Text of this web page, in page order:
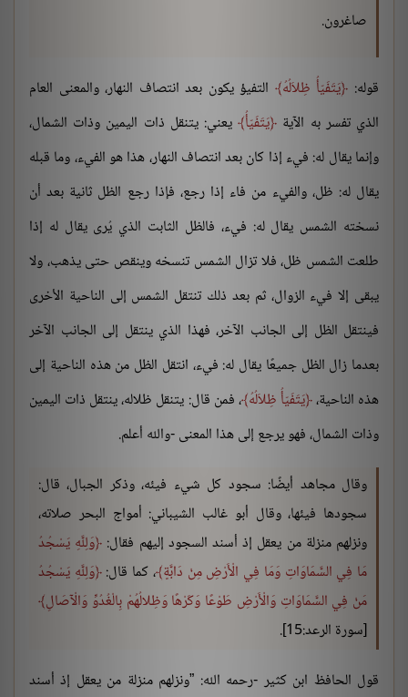
صاغرون.
قوله: يَتَفَيّأُ ظِلاَلُهُ
التفيؤ يكون بعد انتصاف النهار، والمعنى العام
الذي تفسر به الآية يَتَفَيّأُ يعني: يتنقل ذات اليمين وذات الشمال،
وإنما يقال له: فيء إذا كان بعد انتصاف النهار، هذا هو الفيء، وما قبله
يقال له: ظل، والفيء من فاء إذا رجع، فإذا رجع الظل ثانية بعد أن
نسخته الشمس يقال له: فيء، فالظل الثابت الذي يُرى يقال له إذا
طلعت الشمس ظل، فلا تزال الشمس تنسخه وينقص حتى يذهب، ولا
يبقى إلا فيء الزوال، ثم بعد ذلك تنتقل الشمس إلى الناحية الأخرى
فينتقل الظل إلى الجانب الآخر، فهذا الذي ينتقل إلى الجانب الآخر
بعدما زال الظل جميعًا يقال له: فيء، انتقل الظل من هذه الناحية إلى
هذه الناحية، يَتَفَيّأُ ظِلاَلُهُ ، فمن قال: يتنقل ظلاله، ينتقل ذات اليمين
وذات الشمال، فهو يرجع إلى هذا المعنى -والله أعلم.
وقال مجاهد أيضًا: سجود كل شيء فيئه، وذكر الجبال، قال:
سجودها فيئها، وقال أبو غالب الشيباني: أمواج البحر صلاته،
ونزلهم منزلة من يعقل إذ أسند السجود إليهم فقال: وَلِلَّهِ يَسْجُدُ
مَا فِي السَّمَاوَاتِ وَمَا فِي الْأَرْضِ مِنْ دَابَّةٍ ، كما قال: وَلِلَّهِ يَسْجُدُ
مَنْ فِي السَّمَاوَاتِ وَالْأَرْضِ طَوْعًا وَكَرْهًا وَظِلالُهُمْ بِالْغُدُوِّ وَالْآصَالِ
[سورة الرعد:15].
قول الحافظ ابن كثير -رحمه الله: ”ونزلهم منزلة من يعقل إذ أسند